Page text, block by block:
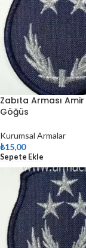
Zabıta Arması
Göğüs
Kurumsal Armalar
₺15,00
Sepete Ekle